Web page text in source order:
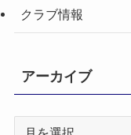
クラブ情報
アーカイブ